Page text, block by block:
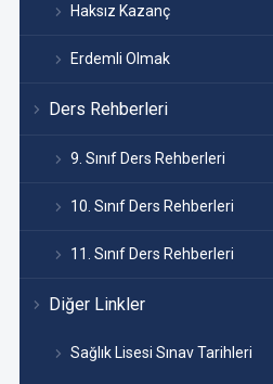
Haksız Kazanç
Erdemli Olmak
Ders Rehberleri
9. Sınıf Ders Rehberleri
10. Sınıf Ders Rehberleri
11. Sınıf Ders Rehberleri
Diğer Linkler
Sağlık Lisesi Sınav Tarihleri